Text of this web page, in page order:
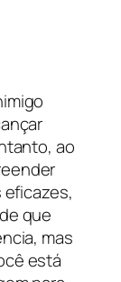
ao
que
mas
está